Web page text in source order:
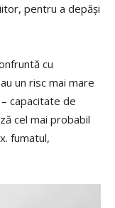
pentru a depăși
cu
un risc mai mare
capacitate de
cel mai probabil
fumatul,